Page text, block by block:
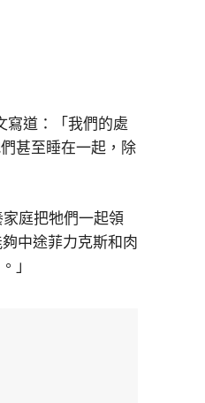
寫道：「我們的處
甚至睡在一起，除
庭把牠們一起領
中途菲力克斯和肉
」